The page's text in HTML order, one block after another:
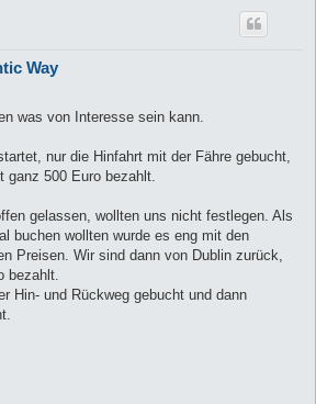
Way
was von Interesse sein kann.
nur die Hinfahrt mit der Fähre gebucht,
ganz 500 Euro bezahlt.
gelassen, wollten uns nicht festlegen. Als
buchen wollten wurde es eng mit den
Preisen. Wir sind dann von Dublin zurück,
bezahlt.
Hin- und Rückweg gebucht und dann